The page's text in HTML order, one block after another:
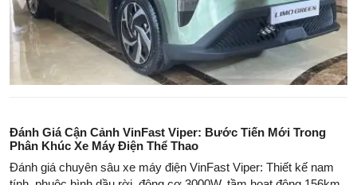
Đánh Giá Cận Cảnh VinFast Viper: Bước Tiến Mới Trong
Phân Khúc Xe Máy Điện Thể Thao
Đánh giá chuyên sâu xe máy điện VinFast Viper: Thiết kế nam